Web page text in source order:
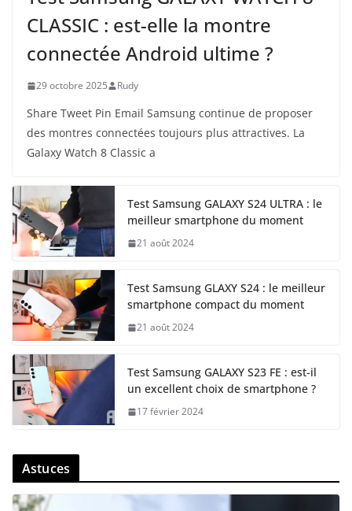
CLASSIC : est-elle la montre
connectée Android ultime ?
29 octobre 2025 Rudy
Share Tweet Pin Email Samsung continue de proposer
des montres connectées toujours plus attractives. La
Galaxy Watch 8 Classic a
Test Samsung GALAXY S24 ULTRA : le
meilleur smartphone du moment
21 août 2024
Test Samsung GLAXY S24 : le meilleur
smartphone compact du moment
21 août 2024
Test Samsung GALAXY S23 FE : est-il
un excellent choix de smartphone ?
17 février 2024
Astuces